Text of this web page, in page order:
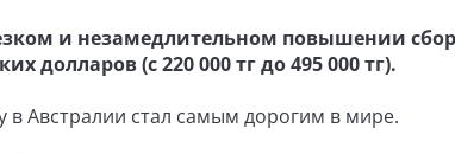
и незамедлительном повышении
долларов (с 220 000 тг до 495 000 тг).
в Австралии стал самым дорогим в мире.